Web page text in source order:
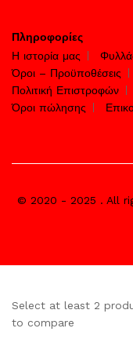
Πληροφορίες
Η ιστορία μας
Όροι – Προϋποθέσεις
Πολιτική Επιστροφών
Όροι πώλησης
© 2020 - 2025 . All
Select at least 2
to compare